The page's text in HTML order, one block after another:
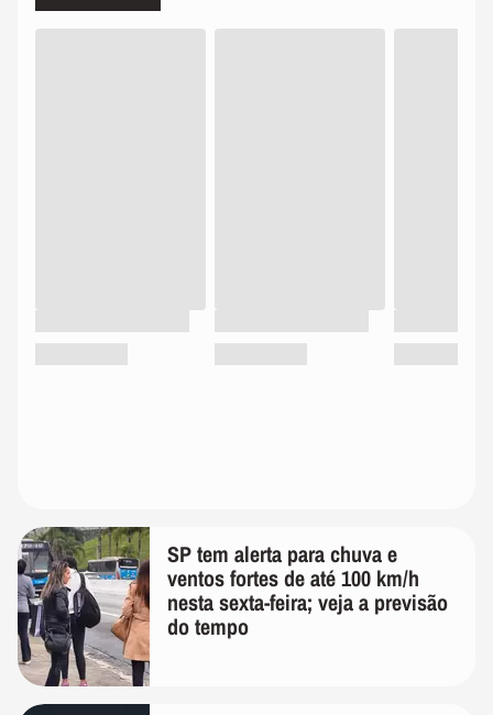
SP tem alerta para chuva e
ventos fortes de até 100 km/h
nesta sexta-feira; veja a previsão
do tempo